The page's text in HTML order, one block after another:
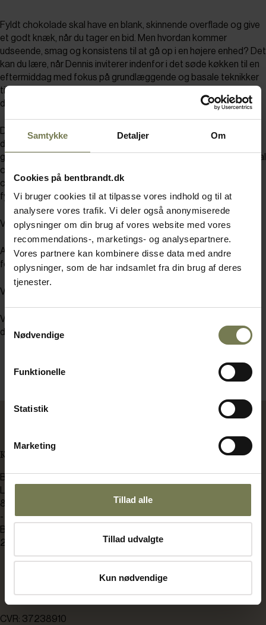
Samtykke Detaljer Om
Cookies på bentbrandt.dk
Vi bruger cookies til at tilpasse vores indhold og til at
analysere vores trafik. Vi deler også anonymiserede
oplysninger om din brug af vores website med vores
recommendations-, marketings- og analysepartnere.
Vores partnere kan kombinere disse data med andre
oplysninger, som de har indsamlet fra din brug af deres
tjenester.
Nødvendige
Funktionelle
Statistik
Marketing
Tillad alle
Tillad udvalgte
Kun nødvendige
Fyldt chokolade skal have en blank, skinnende overflade og give
et godt knæk, når du tager en bid. Men hvordan kommer
udseende, smag og konsistens til at gå op i en højere enhed? Det
kan du lære, når Dennis inviterer indenfor i det søde køkken til en
eftermiddag med fokus på grundlæggende og basale teknikker
til temperering af chokolade, fyldets smagssammensætning og
dekoration.
Der skrues op for forventningerne til smag og præsentation, når
du sammen med Dennis går i det søde køkken, og de
grundlæggende og basale teknikker i chokoladetemperering skal
omsættes til praksis. Udover temperering arbejdes der med
chokoladefarver til dekoration og smagssammensætninger af
fyldet, så det komplementerer den valgte chokoladetype.
Vi glæder os til at se dig.
Af hensyn til forplejning, venligst oplys hvis du har nogen former
for allergener.
Varighed: 5 timer
Vi forbeholder os retten til at aflyse kurset ved mindre end 6
deltagere.
KONTAKT OS
BENT BRANDT
8200 Aarhus N
-
Bådehavnsgade 2C
2450 København SV
CVR: 37238910